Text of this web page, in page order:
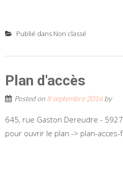
Publié dans Non classé
Plan d'accès
Posted on 8 septembre 2016by
645, rue Gaston Dereudre -
pour ouvrir le plan -> plan-